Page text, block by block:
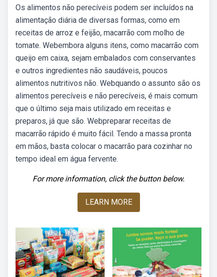
Os alimentos não perecíveis podem ser incluídos na
alimentação diária de diversas formas, como em
receitas de arroz e feijão, macarrão com molho de
tomate. Webembora alguns itens, como macarrão com
queijo em caixa, sejam embalados com conservantes
e outros ingredientes não saudáveis, poucos
alimentos nutritivos não. Webquando o assunto são os
alimentos perecíveis e não perecíveis, é mais comum
que o último seja mais utilizado em receitas e
preparos, já que são. Webpreparar receitas de
macarrão rápido é muito fácil. Tendo a massa pronta
em mãos, basta colocar o macarrão para cozinhar no
tempo ideal em água fervente.
For more information, click the button below.
LEARN MORE